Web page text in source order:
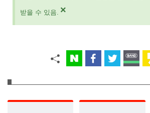
받을 수 있음. ×